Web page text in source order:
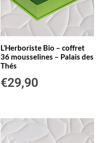
L’Herboriste Bio – coffret
36 mousselines – Palais des
Thés
€29,90